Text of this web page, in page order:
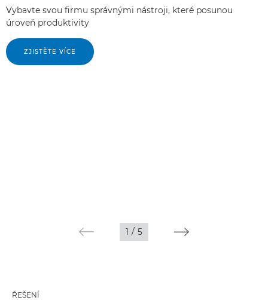
Vybavte svou firmu správnými nástroji, které posunou
úroveň produktivity
ZJISTĚTE VÍCE
1 / 5
ŘEŠENÍ